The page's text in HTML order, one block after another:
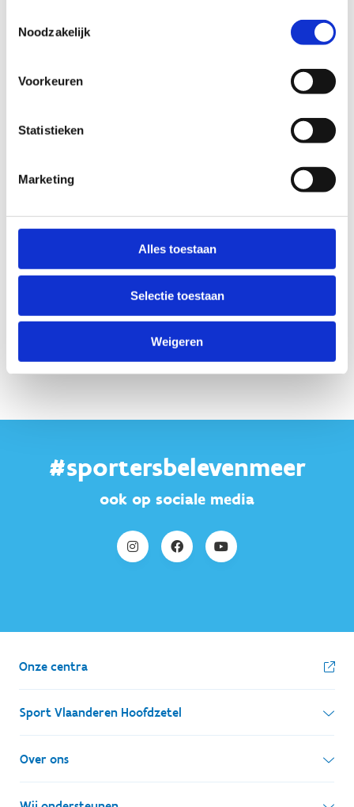
Noodzakelijk
Voorkeuren
Statistieken
Marketing
Alles toestaan
Selectie toestaan
Weigeren
Zoek je als sportclub,
federatie of organisatie extra
Heb je nog vragen over dit thema of zoek je meer
informatie? We geven je een overzicht van organisaties
Geen fiches gevonden.
#sportersbelevenmeer
ook op sociale media
Onze centra
Sport Vlaanderen Hoofdzetel
Simon Bolivarlaan 17
1000 Brussel
Over ons
Wie zijn we, wat doen we